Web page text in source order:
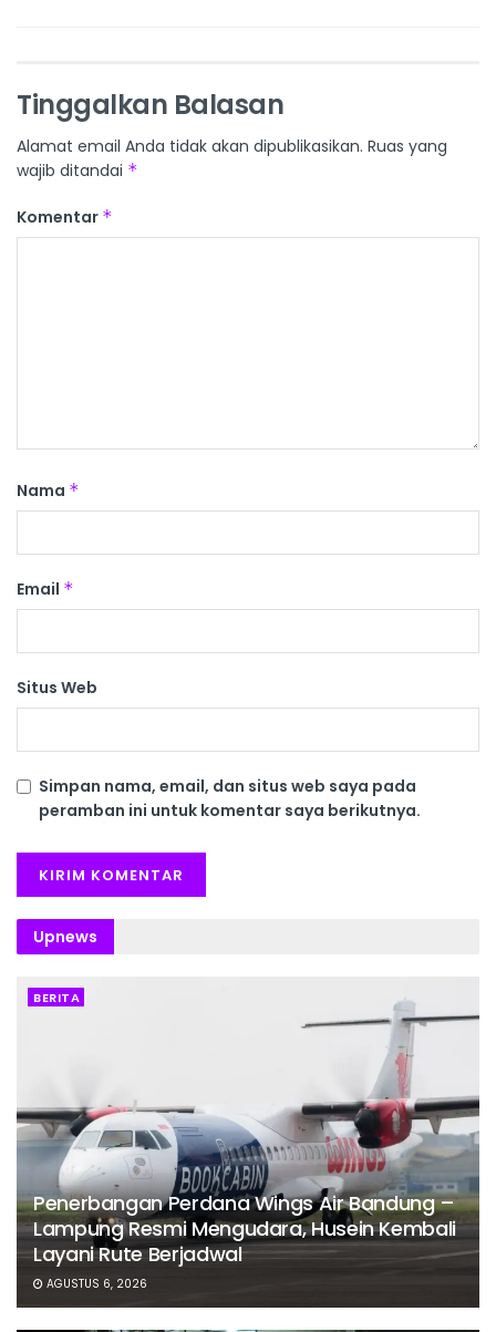
Tinggalkan Balasan
Alamat email Anda tidak akan dipublikasikan. Ruas yang
wajib ditandai *
Komentar *
Nama *
Email *
Situs Web
Simpan nama, email, dan situs web saya pada
peramban ini untuk komentar saya berikutnya.
Upnews
BERITA
Penerbangan Perdana Wings Air Bandung –
Lampung Resmi Mengudara, Husein Kembali
Layani Rute Berjadwal
AGUSTUS 6, 2026